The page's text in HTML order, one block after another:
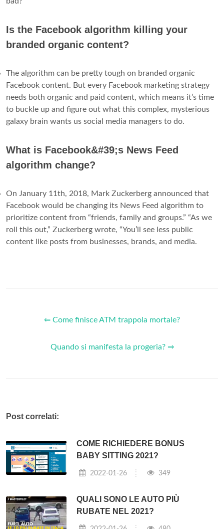
Is the Facebook algorithm killing your
branded organic content?
The algorithm can be pretty tough on branded organic
Facebook content. But every Facebook marketing strategy
needs both organic and paid content, which means it’s time
to buckle up and figure out what this complex, mysterious
galaxy brain wants us social media managers to do.
What is Facebook&#39;s News Feed
algorithm change?
On January 11th, 2018, Mark Zuckerberg announced that
Facebook would be changing its News Feed algorithm to
prioritize content from “friends, family and groups.” “As we
roll this out,” Zuckerberg wrote, “You’ll see less public
content like posts from businesses, brands, and media.
⇐ Come finisce ATM trappola mortale?
Quando si manifesta la progeria? ⇒
Post correlati:
COME RICHIEDERE BONUS
BABY SITTING 2021?
2022-01-26 349
QUALI SONO LE AUTO PIÙ
RUBATE NEL 2021?